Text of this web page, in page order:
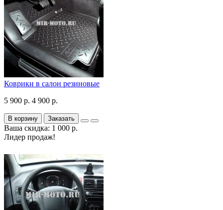
Коврики в салон резиновые
5 900 р. 4 900 р.
В корзину Заказать
Ваша скидка: 1 000 р.
Лидер продаж!